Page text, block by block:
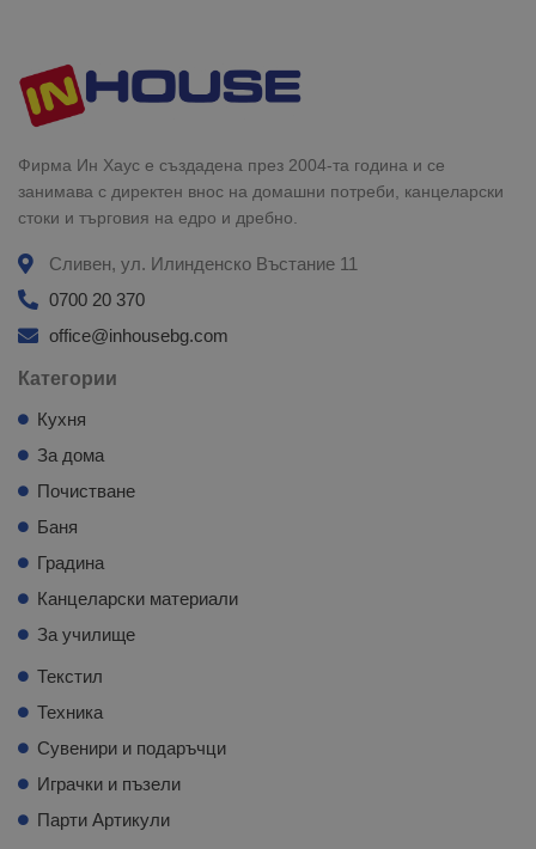
Фирма Ин Хаус е създадена през 2004-та година и се
занимава с директен внос на домашни потреби, канцеларски
стоки и търговия на едро и дребно.
Сливен, ул. Илинденско Въстание 11
0700 20 370
office@inhousebg.com
Категории
Кухня
За дома
Почистване
Баня
Градина
Канцеларски материали
За училище
Текстил
Техника
Сувенири и подаръчци
Играчки и пъзели
Парти Артикули